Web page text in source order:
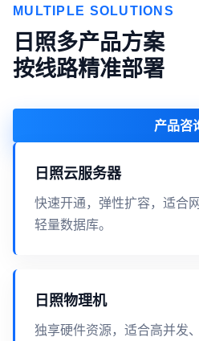
MULTIPLE SOLUTIONS
日照多产品方案
按线路精准部署
产品咨
日照云服务器
快速开通，弹性扩容，适合
轻量数据库。
日照物理机
独享硬件资源，适合高并发